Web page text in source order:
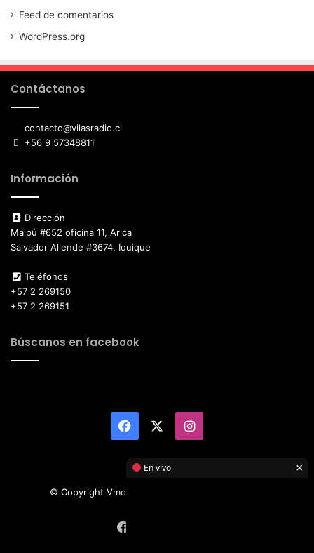
Feed de comentarios
WordPress.org
Contáctanos
contacto@vilasradio.cl
+56 9 57348811
Información
Dirección
Maipú #652 oficina 11, Arica
Salvador Allende #3674, Iquique
Teléfonos
+57 2 269150
+57 2 269151
Búscanos en facebook
Facebook Instagram
© Copyright Vmotor TI 2026, All Rights Reserved
En vivo ×